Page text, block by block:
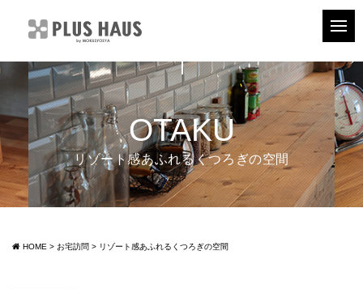
OTAKU
リゾート感あふれるくつろぎの空間
HOME > お宅訪問 > リゾート感あふれるくつろぎの空間